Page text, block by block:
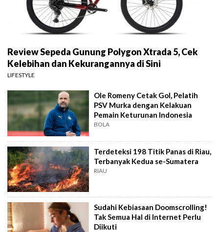
Review Sepeda Gunung Polygon Xtrada 5, Cek
Kelebihan dan Kekurangannya di Sini
LIFESTYLE
Ole Romeny Cetak Gol, Pelatih
PSV Murka dengan Kelakuan
Pemain Keturunan Indonesia
BOLA
Terdeteksi 198 Titik Panas di Riau,
Terbanyak Kedua se-Sumatera
RIAU
Sudahi Kebiasaan Doomscrolling!
Tak Semua Hal di Internet Perlu
Diikuti